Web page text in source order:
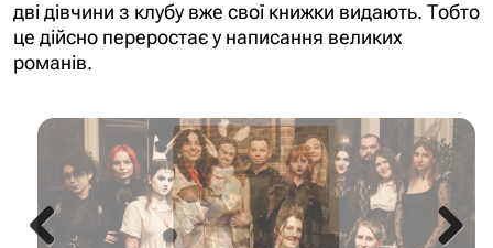
дві дівчини з клубу вже свої книжки видають. Тобто
це дійсно переростає у написання великих
романів.